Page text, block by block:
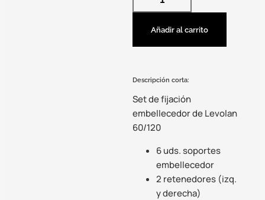
Añadir al carrito
Descripción corta:
Set de fijación
embellecedor de Levolan
60/120
6 uds. soportes
embellecedor
2 retenedores (izq.
y derecha)